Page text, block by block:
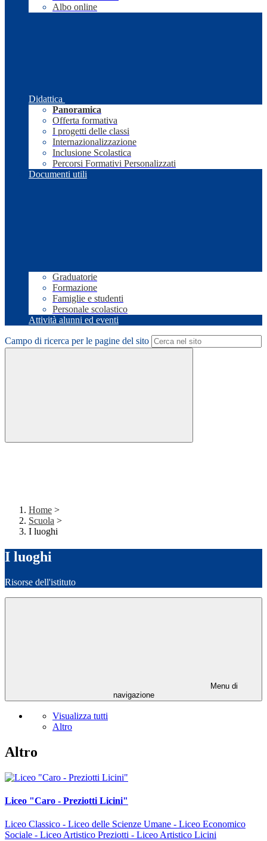
Albo online
Didattica
Panoramica
Offerta formativa
I progetti delle classi
Internazionalizzazione
Inclusione Scolastica
Percorsi Formativi Personalizzati
Documenti utili
Graduatorie
Formazione
Famiglie e studenti
Personale scolastico
Attività alunni ed eventi
Campo di ricerca per le pagine del sito
Home >
Scuola >
I luoghi
I luoghi
Risorse dell'istituto
Menu di
navigazione
Visualizza tutti
Altro
Altro
Liceo "Caro - Preziotti Licini"
Liceo Classico - Liceo delle Scienze Umane - Liceo Economico
Sociale - Liceo Artistico Preziotti - Liceo Artistico Licini